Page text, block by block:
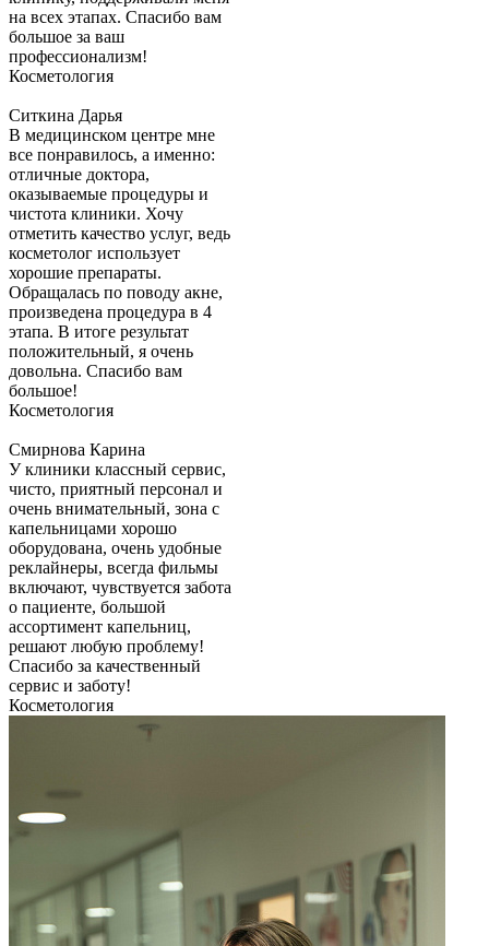
на всех этапах. Спасибо вам
большое за ваш
профессионализм!
Косметология
Ситкина Дарья
В медицинском центре мне
все понравилось, а именно:
отличные доктора,
оказываемые процедуры и
чистота клиники. Хочу
отметить качество услуг, ведь
косметолог использует
хорошие препараты.
Обращалась по поводу акне,
произведена процедура в 4
этапа. В итоге результат
положительный, я очень
довольна. Спасибо вам
большое!
Косметология
Смирнова Карина
У клиники классный сервис,
чисто, приятный персонал и
очень внимательный, зона с
капельницами хорошо
оборудована, очень удобные
реклайнеры, всегда фильмы
включают, чувствуется забота
о пациенте, большой
ассортимент капельниц,
решают любую проблему!
Спасибо за качественный
сервис и заботу!
Косметология